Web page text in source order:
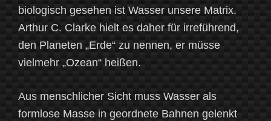
biologisch gesehen ist Wasser unsere Matrix.
Arthur C. Clarke hielt es daher für irreführend,
den Planeten „Erde“ zu nennen, er müsse
vielmehr „Ozean“ heißen.
Aus menschlicher Sicht muss Wasser als
formlose Masse in geordnete Bahnen gelenkt